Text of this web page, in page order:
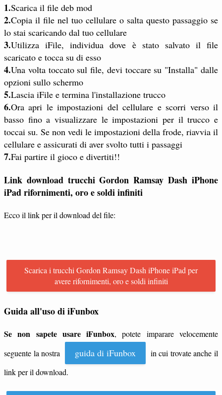
1.Scarica il file deb mod
2.Copia il file nel tuo cellulare o salta questo passaggio se
lo stai scaricando dal tuo cellulare
3.Utilizza iFile, individua dove è stato salvato il file
scaricato e tocca su di esso
4.Una volta toccato sul file, devi toccare su "Installa" dalle
opzioni sullo schermo
5.Lascia iFile e termina l'installazione trucco
6.Ora apri le impostazioni del cellulare e scorri verso il
basso fino a visualizzare le impostazioni per il trucco e
toccai su. Se non vedi le impostazioni della frode, riavvia il
cellulare e assicurati di aver svolto tutti i passaggi
7.Fai partire il gioco e divertiti!!
Link download trucchi Gordon Ramsay Dash iPhone
iPad rifornimenti, oro e soldi infiniti
Ecco il link per il download del file:
Scarica i trucchi Gordon Ramsay Dash iPhone iPad per
avere rifornimenti, oro e soldi infiniti
Guida all'uso di iFunbox
Se non sapete usare iFunbox, potete imparare velocemente
seguente la nostra
guida di iFunbox
in cui trovate anche il
link per il download.